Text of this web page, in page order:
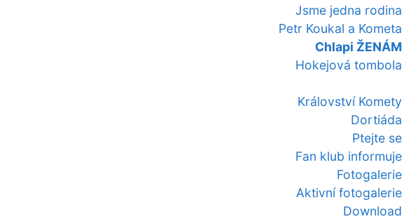
Jsme jedna rodina
Petr Koukal a Kometa
Chlapi ŽENÁM
Hokejová tombola
Království Komety
Dortiáda
Ptejte se
Fan klub informuje
Fotogalerie
Aktivní fotogalerie
Download